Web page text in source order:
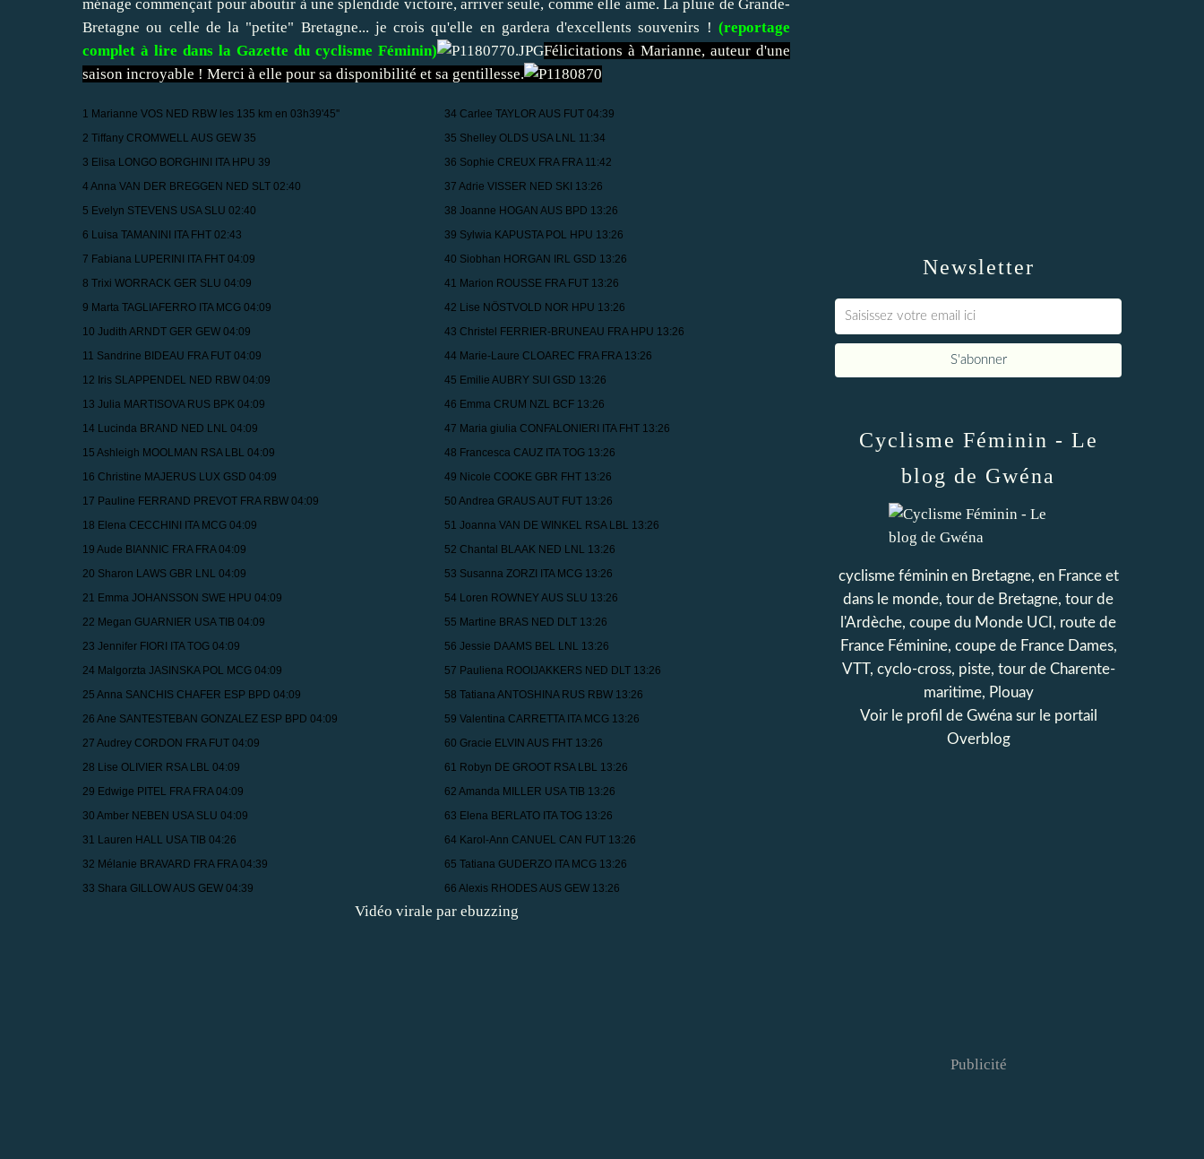
ménage commençait pour aboutir à une splendide victoire, arriver seule, comme elle aime. La pluie de Grande-
Bretagne ou celle de la "petite" Bretagne... je crois qu'elle en gardera d'excellents souvenirs ! (reportage
complet à lire dans la Gazette du cyclisme Féminin)
Félicitations à Marianne, auteur d'une
saison incroyable ! Merci à elle pour sa disponibilité et sa gentillesse.
1 Marianne VOS NED RBW les 135 km en 03h39'45''
2 Tiffany CROMWELL AUS GEW 35
3 Elisa LONGO BORGHINI ITA HPU 39
4 Anna VAN DER BREGGEN NED SLT 02:40
5 Evelyn STEVENS USA SLU 02:40
6 Luisa TAMANINI ITA FHT 02:43
7 Fabiana LUPERINI ITA FHT 04:09
8 Trixi WORRACK GER SLU 04:09
9 Marta TAGLIAFERRO ITA MCG 04:09
10 Judith ARNDT GER GEW 04:09
11 Sandrine BIDEAU FRA FUT 04:09
12 Iris SLAPPENDEL NED RBW 04:09
13 Julia MARTISOVA RUS BPK 04:09
14 Lucinda BRAND NED LNL 04:09
15 Ashleigh MOOLMAN RSA LBL 04:09
16 Christine MAJERUS LUX GSD 04:09
17 Pauline FERRAND PREVOT FRA RBW 04:09
18 Elena CECCHINI ITA MCG 04:09
19 Aude BIANNIC FRA FRA 04:09
20 Sharon LAWS GBR LNL 04:09
21 Emma JOHANSSON SWE HPU 04:09
22 Megan GUARNIER USA TIB 04:09
23 Jennifer FIORI ITA TOG 04:09
24 Malgorzta JASINSKA POL MCG 04:09
25 Anna SANCHIS CHAFER ESP BPD 04:09
26 Ane SANTESTEBAN GONZALEZ ESP BPD 04:09
27 Audrey CORDON FRA FUT 04:09
28 Lise OLIVIER RSA LBL 04:09
29 Edwige PITEL FRA FRA 04:09
30 Amber NEBEN USA SLU 04:09
31 Lauren HALL USA TIB 04:26
32 Mélanie BRAVARD FRA FRA 04:39
33 Shara GILLOW AUS GEW 04:39
34 Carlee TAYLOR AUS FUT 04:39
35 Shelley OLDS USA LNL 11:34
36 Sophie CREUX FRA FRA 11:42
37 Adrie VISSER NED SKI 13:26
38 Joanne HOGAN AUS BPD 13:26
39 Sylwia KAPUSTA POL HPU 13:26
40 Siobhan HORGAN IRL GSD 13:26
41 Marion ROUSSE FRA FUT 13:26
42 Lise NÖSTVOLD NOR HPU 13:26
43 Christel FERRIER-BRUNEAU FRA HPU 13:26
44 Marie-Laure CLOAREC FRA FRA 13:26
45 Emilie AUBRY SUI GSD 13:26
46 Emma CRUM NZL BCF 13:26
47 Maria giulia CONFALONIERI ITA FHT 13:26
48 Francesca CAUZ ITA TOG 13:26
49 Nicole COOKE GBR FHT 13:26
50 Andrea GRAUS AUT FUT 13:26
51 Joanna VAN DE WINKEL RSA LBL 13:26
52 Chantal BLAAK NED LNL 13:26
53 Susanna ZORZI ITA MCG 13:26
54 Loren ROWNEY AUS SLU 13:26
55 Martine BRAS NED DLT 13:26
56 Jessie DAAMS BEL LNL 13:26
57 Pauliena ROOIJAKKERS NED DLT 13:26
58 Tatiana ANTOSHINA RUS RBW 13:26
59 Valentina CARRETTA ITA MCG 13:26
60 Gracie ELVIN AUS FHT 13:26
61 Robyn DE GROOT RSA LBL 13:26
62 Amanda MILLER USA TIB 13:26
63 Elena BERLATO ITA TOG 13:26
64 Karol-Ann CANUEL CAN FUT 13:26
65 Tatiana GUDERZO ITA MCG 13:26
66 Alexis RHODES AUS GEW 13:26
Vidéo virale par ebuzzing
Newsletter
Cyclisme Féminin - Le
blog de Gwéna
cyclisme féminin en Bretagne, en France et
dans le monde, tour de Bretagne, tour de
l'Ardèche, coupe du Monde UCI, route de
France Féminine, coupe de France Dames,
VTT, cyclo-cross, piste, tour de Charente-
maritime, Plouay
Voir le profil de Gwénasur le portail
Overblog
Publicité